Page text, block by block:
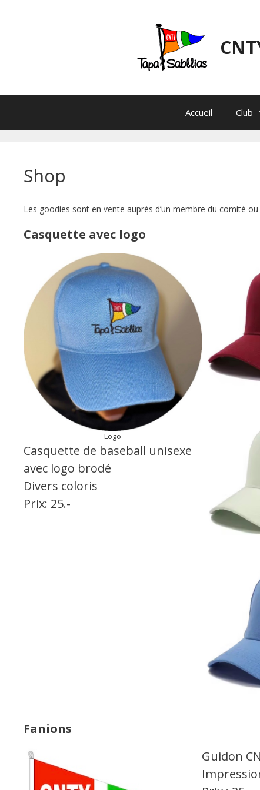
Accueil Club
Shop
Les goodies sont en vente auprès d’un membre du comité
Casquette avec logo
Logo
Casquette de baseball unisexe
avec logo brodé
Divers coloris
Prix: 25.-
Fanions
Guidon